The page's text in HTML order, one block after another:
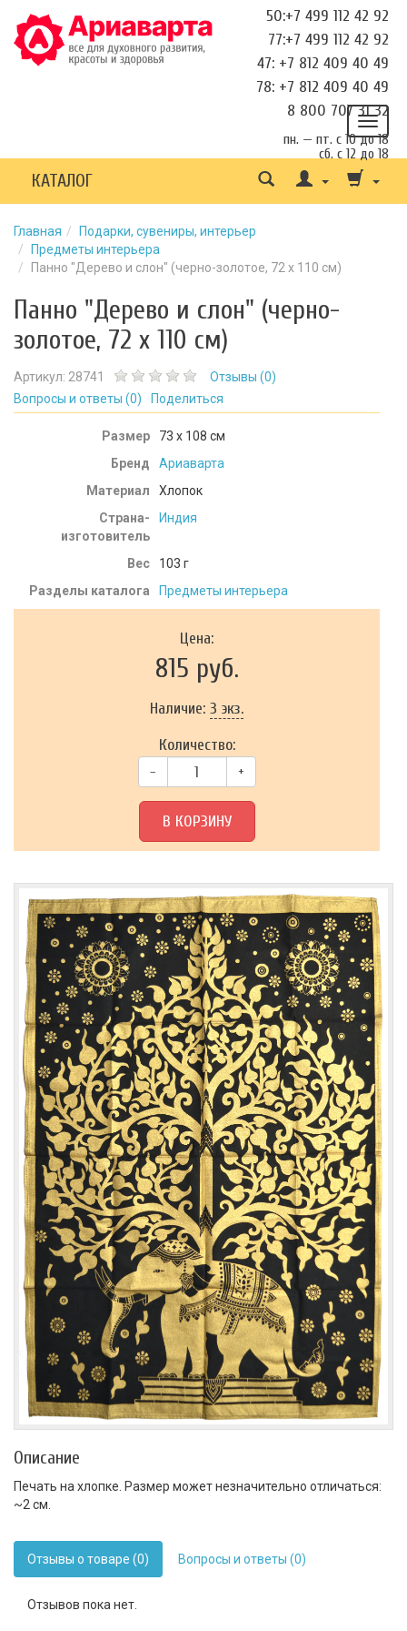
50:+7 499 112 42 92
77:+7 499 112 42 92
47: +7 812 409 40 49
78: +7 812 409 40 49
8 800 707 31 32
пн. — пт. с 10 до 18
сб. с 12 до 18
КАТАЛОГ
Главная
Подарки, сувениры, интерьер
Предметы интерьера
Панно "Дерево и слон" (черно-золотое, 72 х 110 см)
Панно "Дерево и слон" (черно-
золотое, 72 х 110 см)
Артикул: 28741 Отзывы (0)
Вопросы и ответы (0) Поделиться
Размер
73 х 108 см
Бренд
Ариаварта
Материал
Хлопок
Страна-
изготовитель
Индия
Вес 103 г
Разделы каталога
Предметы интерьера
Цена:
815 руб.
Наличие: 3 экз.
Количество:
– +
В КОРЗИНУ
Описание
Печать на хлопке. Размер может незначительно отличаться:
~2 см.
Отзывы о товаре (0) Вопросы и ответы (0)
Отзывов пока нет.